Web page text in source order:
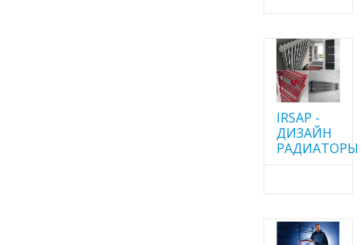
IRSAP -
ДИЗАЙН
РАДИАТОРЫ